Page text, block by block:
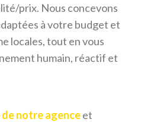
prix. Nous concevons
à votre budget et
locales, tout en vous
humain, réactif et
de notre agenceet